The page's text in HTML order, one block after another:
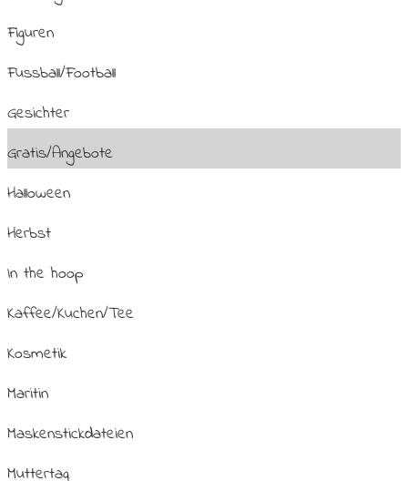
Figuren
Fussball/Football
Gesichter
Gratis/Angebote
Halloween
Herbst
In the hoop
Kaffee/Kuchen/Tee
Kosmetik
Maritin
Maskenstickdateien
Muttertag